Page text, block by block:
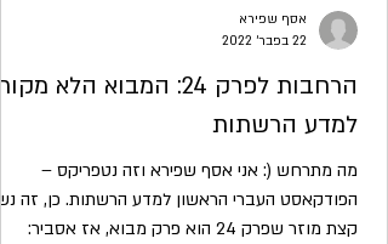
הרחבות לפרק 24: המבוא הלא
למדע הרשתות
מה מתרחש (: אני אסף שפירא וזה נטפריקס –
הפודקאסט העברי הראשון למדע הרשתות. כן, זה
קצת מוזר שפרק 24 הוא פרק מבוא, אז אסביר:
אסף שפירא
22 בפבר׳ 2022